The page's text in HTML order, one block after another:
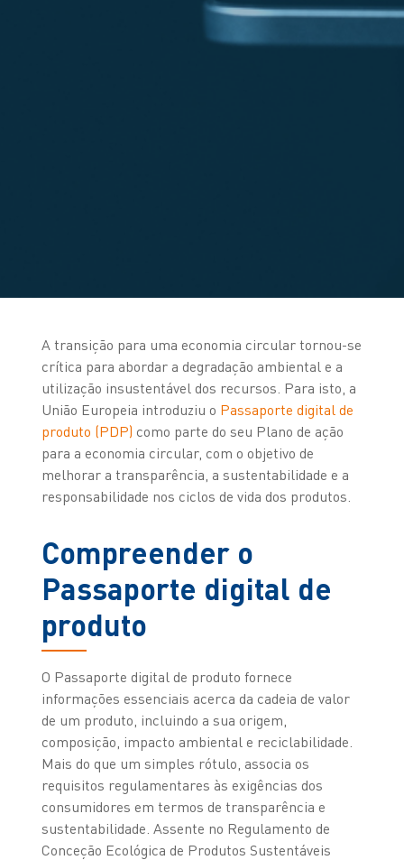
A transição para uma economia circular tornou-se
crítica para abordar a degradação ambiental e a
utilização insustentável dos recursos. Para isto, a
União Europeia introduziu o Passaporte digital de
produto (PDP) como parte do seu Plano de ação
para a economia circular, com o objetivo de
melhorar a transparência, a sustentabilidade e a
responsabilidade nos ciclos de vida dos produtos.
Compreender o
Passaporte digital de
produto
O Passaporte digital de produto fornece
informações essenciais acerca da cadeia de valor
de um produto, incluindo a sua origem,
composição, impacto ambiental e reciclabilidade.
Mais do que um simples rótulo, associa os
requisitos regulamentares às exigências dos
consumidores em termos de transparência e
sustentabilidade. Assente no Regulamento de
Conceção Ecológica de Produtos Sustentáveis